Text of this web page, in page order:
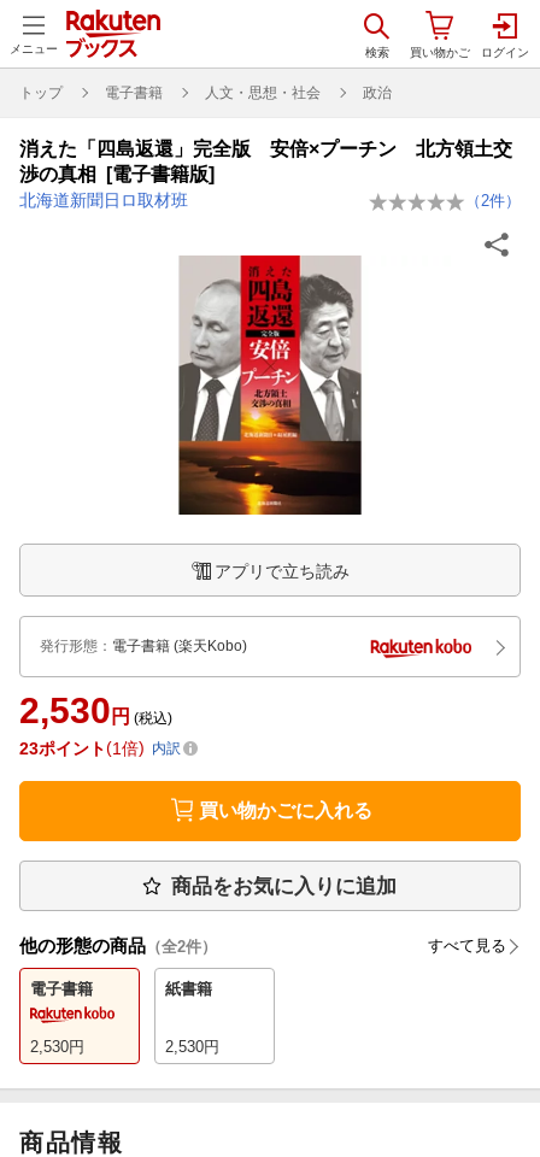
メニュー
トップ 電子書籍 人文・思想・社会 政治
消えた「四島返還」完全版 安倍×プーチン 北方領土交
渉の真相 [電子書籍版]
北海道新聞日ロ取材班 （2件）
アプリで立ち読み
発行形態 ： 電子書籍 (楽天Kobo)
2,530 円 (税込)
23ポイント 1倍 内訳
買い物かごに入れる
商品をお気に入りに追加
他の形態の商品 （全2件） すべて見る
電子書籍
2,530円
紙書籍
2,530円
商品情報